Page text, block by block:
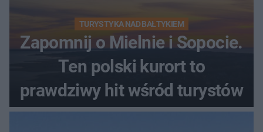
TURYSTYKA NAD BAŁTYKIEM
Zapomnij o Mielnie i Sopocie.
Ten polski kurort to
prawdziwy hit wśród turystów